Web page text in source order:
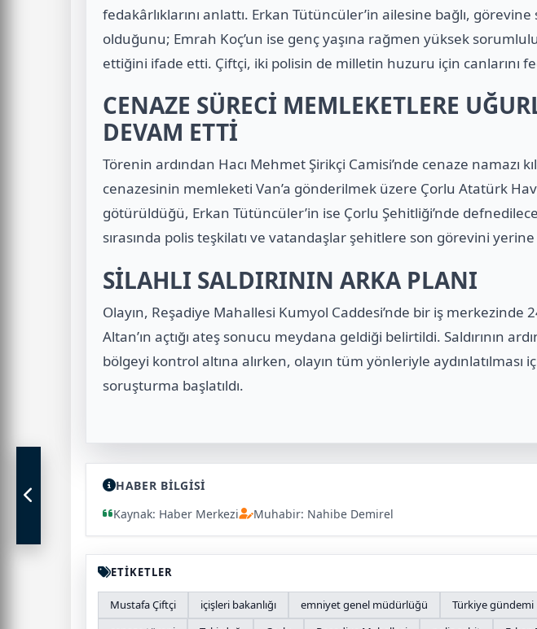
fedakârlıklarını anlattı. Erkan Tütüncüler’in ailesine bağlı, görevine
olduğunu; Emrah Koç’un ise genç yaşına rağmen yüksek
ettiğini ifade etti. Çiftçi, iki polisin de milletin huzuru için canlarını
CENAZE SÜRECİ MEMLEKETLERE
DEVAM ETTİ
Törenin ardından Hacı Mehmet Şirikçi Camisi’nde cenaze namazı
cenazesinin memleketi Van’a gönderilmek üzere Çorlu Atatürk
götürüldüğü, Erkan Tütüncüler’in ise Çorlu Şehitliği’nde
sırasında polis teşkilatı ve vatandaşlar şehitlere son görevini
SİLAHLI SALDIRININ ARKA PLANI
Olayın, Reşadiye Mahallesi Kumyol Caddesi’nde bir iş merkezinde
Altan’ın açtığı ateş sonucu meydana geldiği belirtildi. Saldırının
bölgeyi kontrol altına alırken, olayın tüm yönleriyle aydınlatılması
soruşturma başlatıldı.
HABER BİLGİSİ
Kaynak: Haber Merkezi
Muhabir: Nahibe Demirel
ETİKETLER
Mustafa Çiftçi içişleri bakanlığı emniyet genel müdürlüğü Türkiye gündemi